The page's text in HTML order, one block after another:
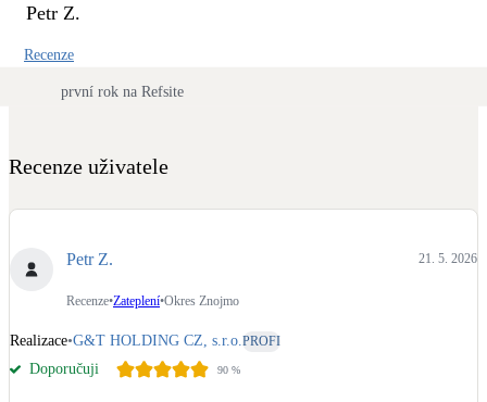
Zateplení
Klimatizace
Tepelná čerpadla na chlazení
Petr Z.
Recenze
první rok na Refsite
Recenze uživatele
Petr Z. 21. 5. 2026
Recenze•Zateplení•Okres Znojmo
Realizace•G&T HOLDING CZ, s.r.o.PROFI
Doporučuji 90 %